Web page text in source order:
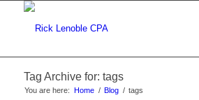
Tag Archive for: tags
You are here: Home / Blog / tags